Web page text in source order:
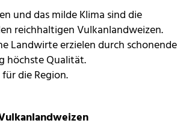
und das milde Klima sind die
reichhaltigen Vulkanlandweizen.
Landwirte erzielen durch schonende
höchste Qualität.
die Region.